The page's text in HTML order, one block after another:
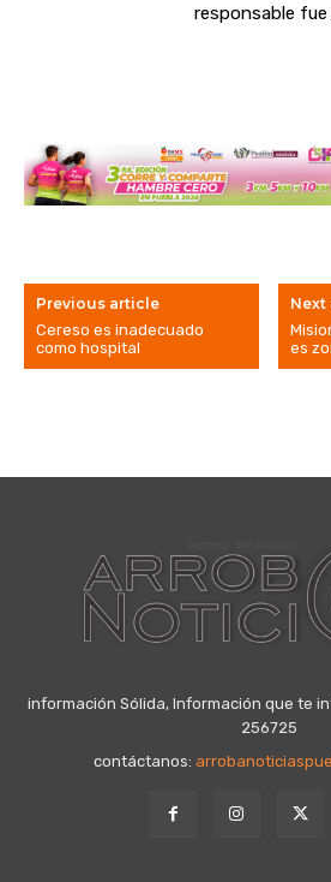
responsable
Previous article
Cereso es inadecuado
como hospital
es
información Sólida, Información que te
256725
contáctanos: